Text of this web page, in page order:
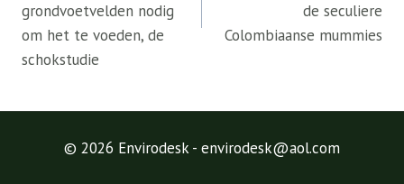
grondvoetvelden nodig
om het te voeden, de
schokstudie
de seculiere
Colombiaanse mummies
© 2026 Envirodesk - envirodesk@aol.com